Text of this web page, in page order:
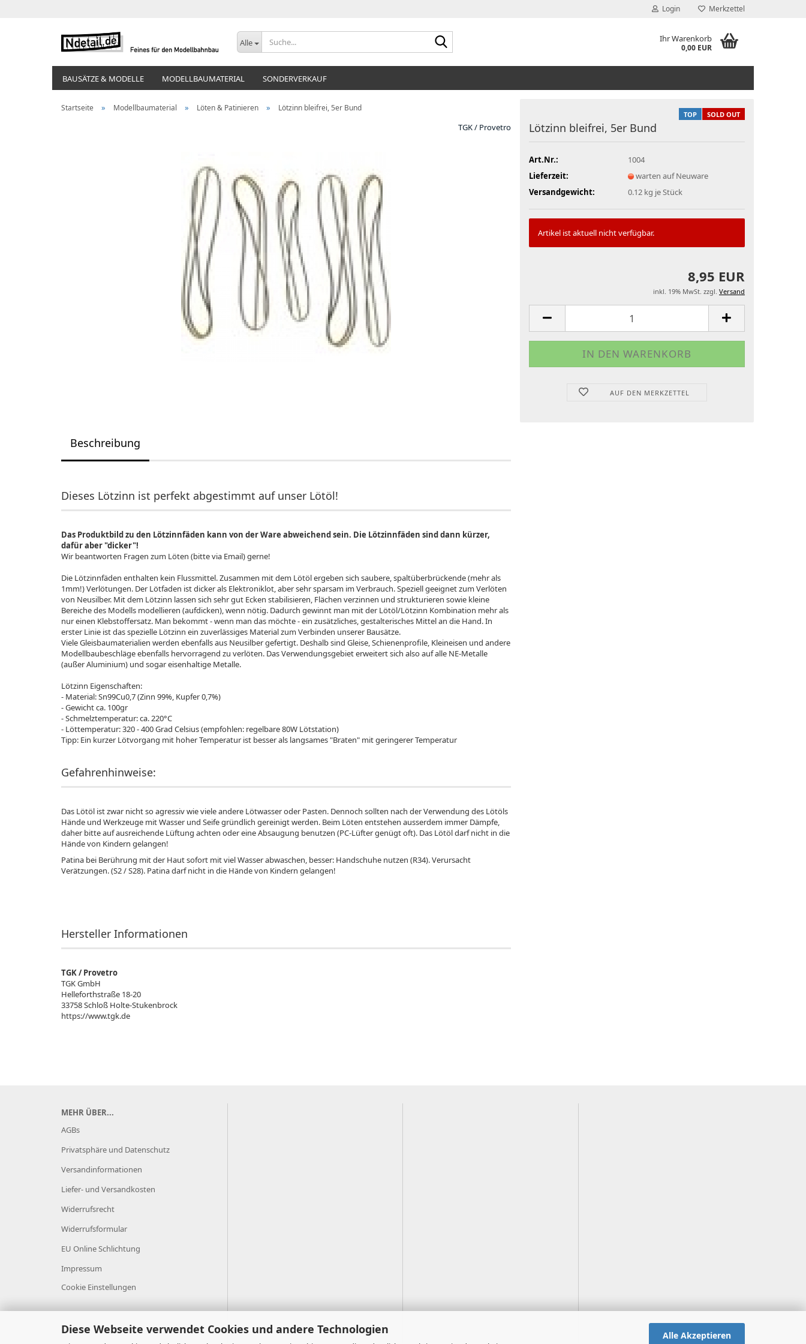
Diese Webseite verwendet Cookies und andere Technologien Alle Akzeptieren
Login Merkzettel
Alle Ihr Warenkorb
0,00 EUR
BAUSÄTZE & MODELLE MODELLBAUMATERIAL SONDERVERKAUF
Startseite » Modellbaumaterial » Löten & Patinieren » Lötzinn bleifrei, 5er Bund
TGK / Provetro
TOP SOLD OUT
Lötzinn bleifrei, 5er Bund
Art.Nr.:
1004
Lieferzeit:
warten auf Neuware
Versandgewicht:
0.12 kg je Stück
Artikel ist aktuell nicht verfügbar.
8,95 EUR
inkl. 19% MwSt. zzgl. Versand
AUF DEN MERKZETTEL
Beschreibung
Dieses Lötzinn ist perfekt abgestimmt auf unser Lötöl!
Das Produktbild zu den Lötzinnfäden kann von der Ware abweichend sein. Die Lötzinnfäden sind dann kürzer,
dafür aber "dicker"!
Wir beantworten Fragen zum Löten (bitte via Email) gerne!
Die Lötzinnfäden enthalten kein Flussmittel. Zusammen mit dem Lötöl ergeben sich saubere, spaltüberbrückende (mehr als
1mm!) Verlötungen. Der Lötfaden ist dicker als Elektroniklot, aber sehr sparsam im Verbrauch. Speziell geeignet zum Verlöten
von Neusilber. Mit dem Lötzinn lassen sich sehr gut Ecken stabilisieren, Flächen verzinnen und strukturieren sowie kleine
Bereiche des Modells modellieren (aufdicken), wenn nötig. Dadurch gewinnt man mit der Lötöl/Lötzinn Kombination mehr als
nur einen Klebstoffersatz. Man bekommt - wenn man das möchte - ein zusätzliches, gestalterisches Mittel an die Hand. In
erster Linie ist das spezielle Lötzinn ein zuverlässiges Material zum Verbinden unserer Bausätze.
Viele Gleisbaumaterialien werden ebenfalls aus Neusilber gefertigt. Deshalb sind Gleise, Schienenprofile, Kleineisen und andere
Modellbaubeschläge ebenfalls hervorragend zu verlöten. Das Verwendungsgebiet erweitert sich also auf alle NE-Metalle
(außer Aluminium) und sogar eisenhaltige Metalle.
Lötzinn Eigenschaften:
- Material: Sn99Cu0,7 (Zinn 99%, Kupfer 0,7%)
- Gewicht ca. 100gr
- Schmelztemperatur: ca. 220°C
- Löttemperatur: 320 - 400 Grad Celsius (empfohlen: regelbare 80W Lötstation)
Tipp: Ein kurzer Lötvorgang mit hoher Temperatur ist besser als langsames "Braten" mit geringerer Temperatur
Gefahrenhinweise:
Das Lötöl ist zwar nicht so agressiv wie viele andere Lötwasser oder Pasten. Dennoch sollten nach der Verwendung des Lötöls
Hände und Werkzeuge mit Wasser und Seife gründlich gereinigt werden. Beim Löten entstehen ausserdem immer Dämpfe,
daher bitte auf ausreichende Lüftung achten oder eine Absaugung benutzen (PC-Lüfter genügt oft). Das Lötöl darf nicht in die
Hände von Kindern gelangen!
Patina bei Berührung mit der Haut sofort mit viel Wasser abwaschen, besser: Handschuhe nutzen (R34). Verursacht
Verätzungen. (S2 / S28). Patina darf nicht in die Hände von Kindern gelangen!
Hersteller Informationen
TGK / Provetro
TGK GmbH
Helleforthstraße 18-20
33758 Schloß Holte-Stukenbrock
https://www.tgk.de
MEHR ÜBER...
AGBs
Privatsphäre und Datenschutz
Versandinformationen
Liefer- und Versandkosten
Widerrufsrecht
Widerrufsformular
EU Online Schlichtung
Impressum
Cookie Einstellungen